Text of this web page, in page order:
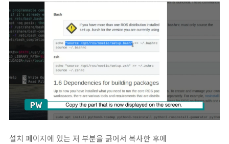
설치 페이지에 있는 저 부분을 긁어서 복사한 후에